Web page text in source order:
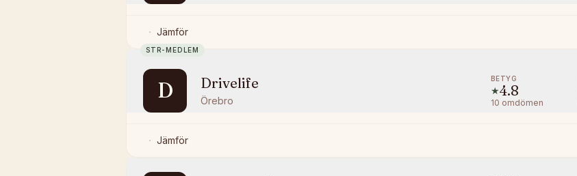
Jämför
STR-MEDLEM
D Drivelife
Örebro
BETYG
★4.8
10 omdömen
Jämför